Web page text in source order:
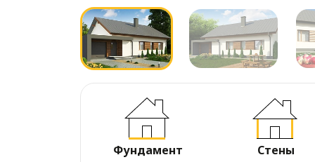
Фундамент Стены